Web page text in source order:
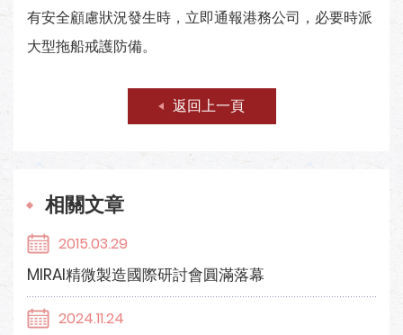
有安全顧慮狀況發生時，立即通報港務公司，必要時派
大型拖船戒護防備。
返回上一頁
相關文章
2015.03.29
MIRAI精微製造國際研討會圓滿落幕
2024.11.24